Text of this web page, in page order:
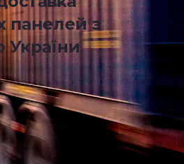
панелей з